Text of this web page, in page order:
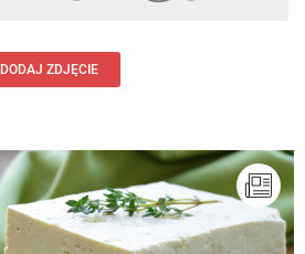
DODAJ ZDJĘCIE